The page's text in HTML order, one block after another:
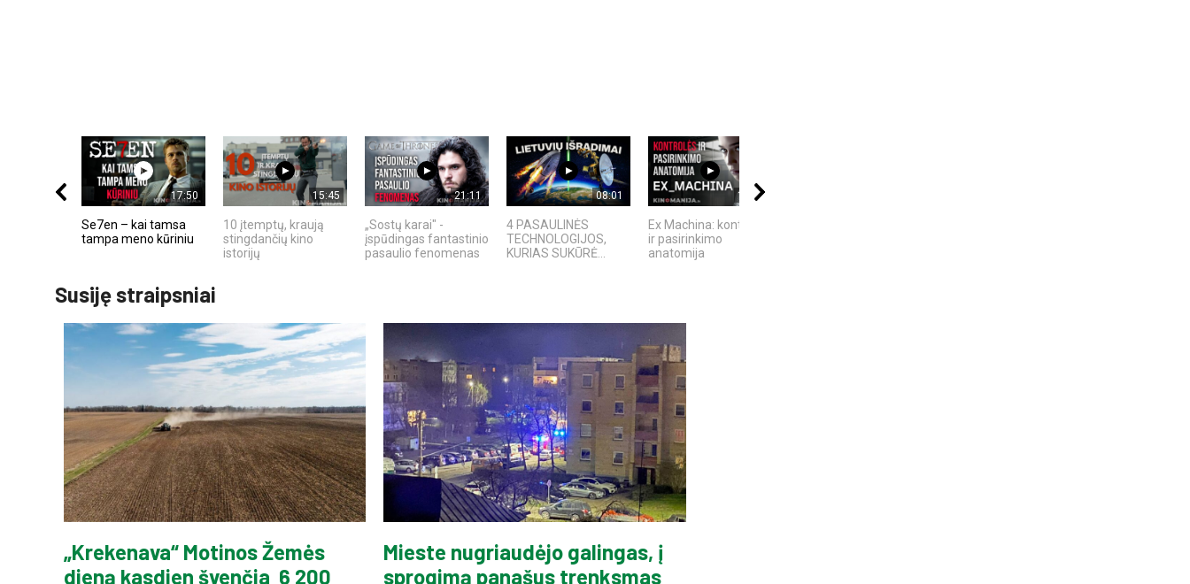
17:50
Se7en – kai tamsa
tampa meno kūriniu
15:45
10 įtemptų, kraują
stingdančių kino
istorijų
21:11
„Sostų karai" -
įspūdingas fantastinio
pasaulio fenomenas
08:01
4 PASAULINĖS
TECHNOLOGIJOS,
KURIAS SUKŪRĖ...
18:13
Ex Machina: kontrolės
ir pasirinkimo
anatomija
Susiję straipsniai
„Krekenava“ Motinos Žemės
dieną kasdien švenčia 6 200
Mieste nugriaudėjo galingas, į
sprogimą panašus trenksmas